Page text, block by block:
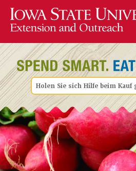
Holen Sie sich Hilfe beim